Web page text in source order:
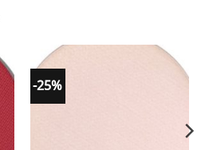
-25%